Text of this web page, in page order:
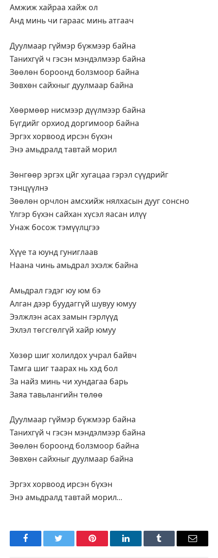
Амжиж хайраа хайж ол
Анд минь чи гараас минь атгаач
Дуулмаар гүймэр бүжмээр байна
Танихгүй ч гэсэн мэндэлмээр байна
Зөөлөн бороонд болзмоор байна
Зөвхөн сайхныг дуулмаар байна
Хөөрмөөр нисмээр дүүлмээр байна
Бүгдийг орхиод доргимоор байна
Эргэх хорвоод ирсэн бүхэн
Энэ амьдралд тавтай морил
Зөнгөөр эргэх цйг хугацаа гэрэл сүүдрийг
тэнцүүлнэ
Зөөлөн орчлон амсхийж нялхасын дууг сонсно
Үлгэр бүхэн сайхан хүсэл яасан илүү
Унаж босож тэмүүлцгээ
Хүүе та юунд гуниглаав
Наана чинь амьдрал эхэлж байна
Амьдрал гэдэг юу юм бэ
Алган дээр буудаггүй шувуу юмуу
Ээлжлэн асах замын гэрлүүд
Эхлэл төгсгөлгүй хайр юмуу
Хөзөр шиг холилдох учрал байвч
Тамга шиг таарах нь хэд бол
За найз минь чи хундагаа барь
Заяа тавьлангийн төлөө
Дуулмаар гүймэр бүжмээр байна
Танихгүй ч гэсэн мэндэлмээр байна
Зөөлөн бороонд болзмоор байна
Зөвхөн сайхныг дуулмаар байна
Эргэх хорвоод ирсэн бүхэн
Энэ амьдралд тавтай морил…
FacebookTwitter Pinterest LinkedInTumblr Имэйл